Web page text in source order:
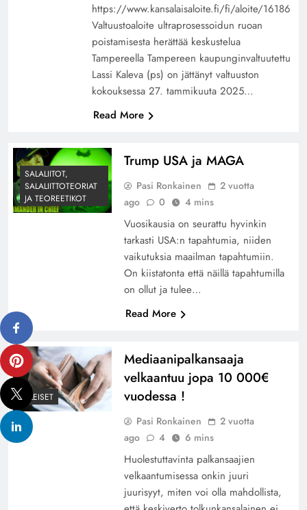
https://www.kansalaisaloite.fi/fi/aloite/16186
Valtuustoaloite ultraprosessoidun ruoan
poistamisesta herättää keskustelua
Tampereella Tampereen kaupunginvaltuutettu
Lassi Kaleva (ps) on jättänyt valtuuston
kokouksessa 27. tammikuuta 2025…
Read More
SALALIITOT,
SALALIITTOTEORIAT
JA TEOREETIKOT
Trump USA ja MAGA
Pasi Ronkainen
2 vuotta
ago
0 4 mins
Vuosikausia on seurattu hyvinkin
tarkasti USA:n tapahtumia, niiden
vaikutuksia maailman tapahtumiin.
On kiistatonta että näillä tapahtumilla
on ollut ja tulee…
Read More
YLEISET
Mediaanipalkansaaja
velkaantuu jopa 10 000€
vuodessa !
Pasi Ronkainen
2 vuotta
ago
4 6 mins
Huolestuttavinta palkansaajien
velkaantumisessa onkin juuri
juurisyyt, miten voi olla mahdollista,